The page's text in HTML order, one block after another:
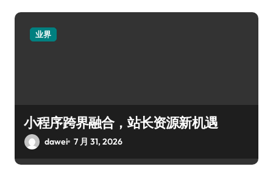
业界
小程序跨界融合，站长资源新机遇
dawei 7 月 31, 2026